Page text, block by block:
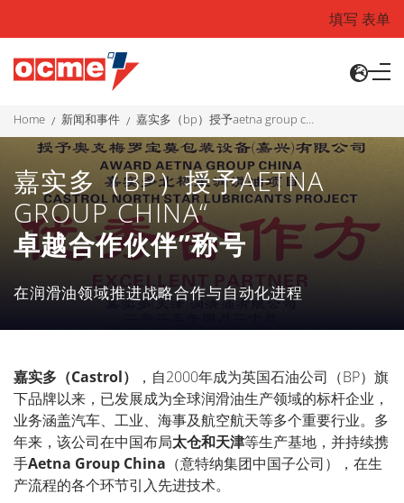
填写 表单
home 新闻和事件 嘉实多（bp）授予aetna group china“ 卓越合作伙伴”称号
嘉实多（BP）授予AETNA
GROUP CHINA“
卓越合作伙伴”称号
在润滑油领域推进战略合作与自动化进程
嘉实多（Castrol） ，自2000年成为英国石油公司（BP）旗
下品牌以来，已发展成为全球润滑油生产领域的标杆企业 ，
业务涵盖汽车、工业、海事及航空航天等多个重要行业。多
年来， 该公司在中国布局太仓和天津等生产基地，并持续携
手Aetna Group China （意特纳集团中国子公司），在生
产流程的各个环节引入先进技术。